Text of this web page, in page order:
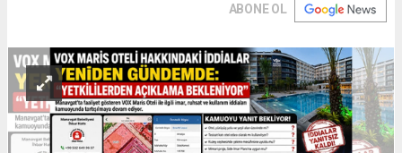
ABONE OL